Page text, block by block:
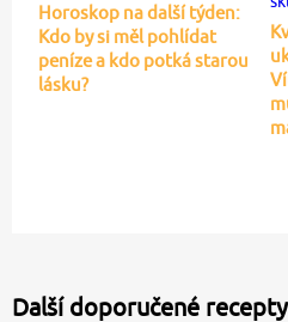
Horoskop na další týden:
Kdo by si měl pohlídat
peníze a kdo potká starou
lásku?
Další doporučené